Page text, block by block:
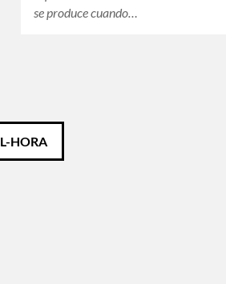
se produce cuando…
L-HORA